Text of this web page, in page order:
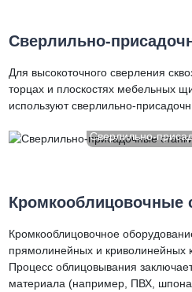
Cверлильно-
Для высокоточного сверления
торцах и плоскостях мебельных
используют сверлильно-
Cверлильно-
Кромкооблицовочные
Кромкооблицовочное
прямолинейных и криволинейных
Процесс облицовывания
материала (например, ПВХ,